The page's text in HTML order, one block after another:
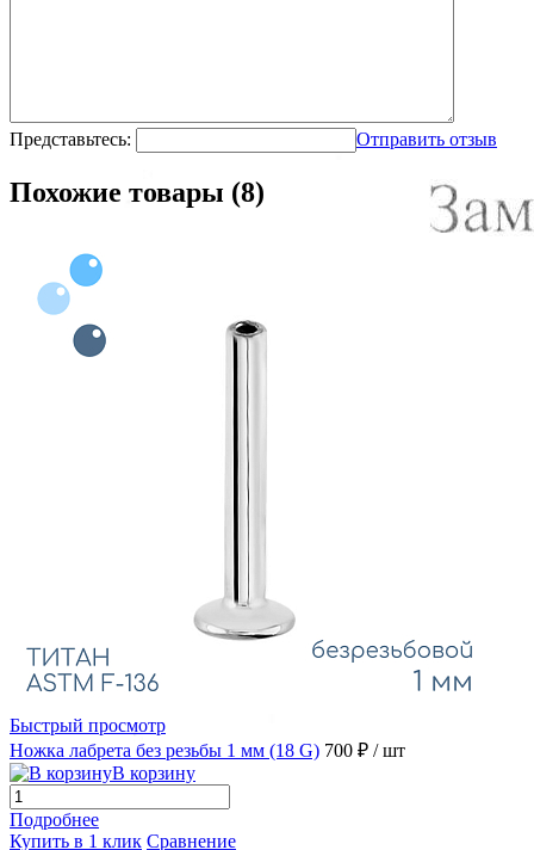
Представьтесь: Отправить отзыв
Похожие товары (8)
Быстрый просмотр
Ножка лабрета без резьбы 1 мм (18 G) 700 ₽ / шт
В корзину
Подробнее
Купить в 1 клик Сравнение